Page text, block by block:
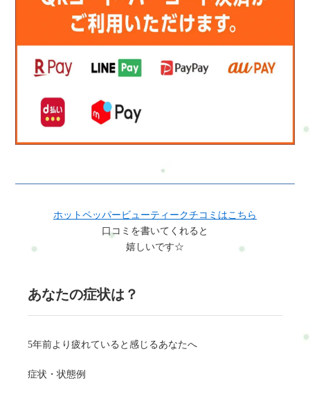
ホットペッパービューティークチコミはこちら
口コミを書いてくれると
嬉しいです☆
あなたの症状は？
5年前より疲れていると感じるあなたへ
症状・状態例